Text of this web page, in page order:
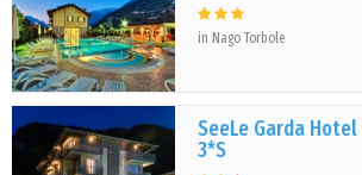
in Nago Torbole
SeeLe Garda Hotel
3*S